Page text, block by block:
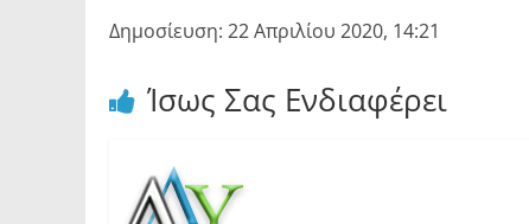
Δημοσίευση: 22 Απριλίου 2020, 14:21
Ίσως Σας Ενδιαφέρει